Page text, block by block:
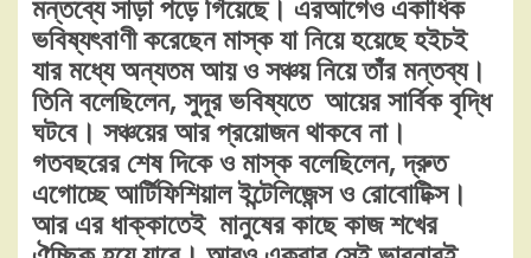
মন্তব্যে সাড়া পড়ে গিয়েছে। এরআগেও একাধিক
ভবিষ্যৎবাণী করেছেন মাস্ক যা নিয়ে হয়েছে হইচই
যার মধ্যে অন্যতম আয় ও সঞ্চয় নিয়ে তাঁর মন্তব্য।
তিনি বলেছিলেন, সুদূর ভবিষ্যতে আয়ের সার্বিক বৃদ্ধি
ঘটবে। সঞ্চয়ের আর প্রয়োজন থাকবে না।
গতবছরের শেষ দিকে ও মাস্ক বলেছিলেন, দ্রুত
এগোচ্ছে আর্টিফিশিয়াল ইন্টেলিজেন্স ও রোবোটিক্স।
আর এর ধাক্কাতেই মানুষের কাছে কাজ শখের